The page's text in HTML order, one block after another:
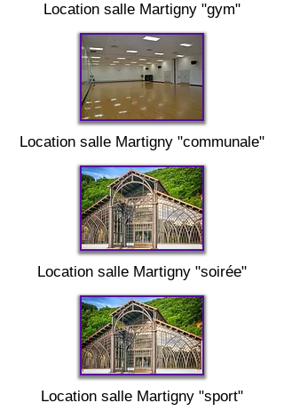
Location salle Martigny "gym"
Location salle Martigny "communale"
Location salle Martigny "soirée"
Location salle Martigny "sport"